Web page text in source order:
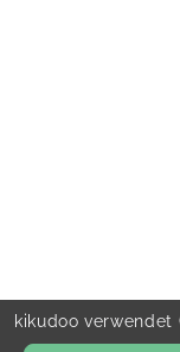
kikudoo